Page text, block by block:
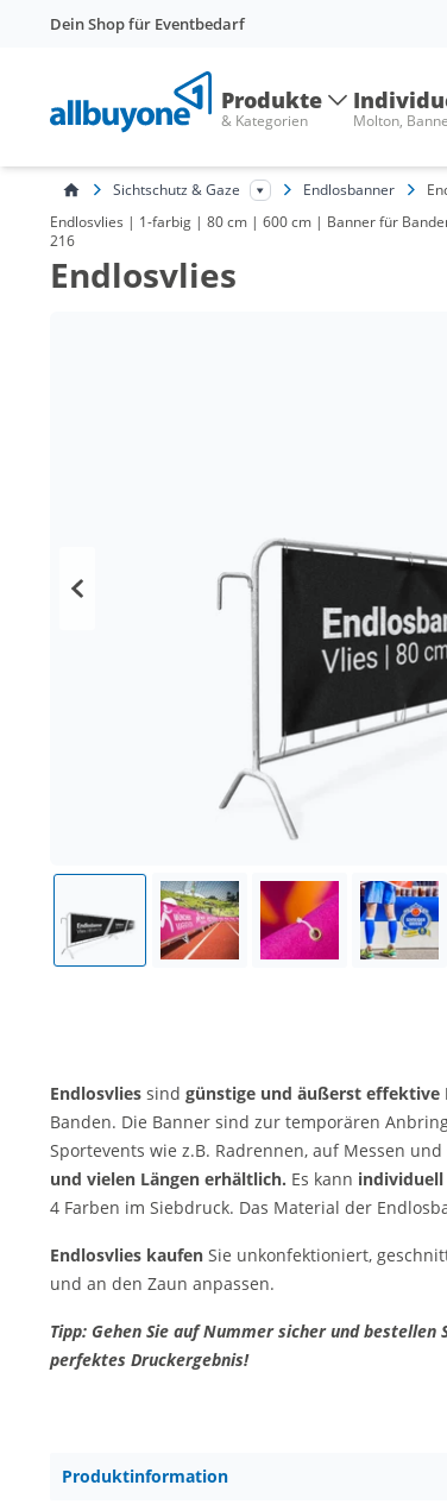
Dein Shop für Eventbedarf
Produkte
& Kategorien Molton,
Sichtschutz & Gaze Endlosbanner
Endlosvlies | 1-farbig | 80 cm | 600 cm | Banner für
216
Endlosvlies
Endlosvlies sind günstige und äußerst effektive
Banden. Die Banner sind zur temporären
Sportevents wie z.B. Radrennen, auf Messen
und vielen Längen erhältlich. Es kann
4 Farben im Siebdruck. Das Material der
Endlosvlies kaufen Sie unkonfektioniert,
und an den Zaun anpassen.
Tipp: Gehen Sie auf Nummer sicher und
perfektes Druckergebnis!
Produktinformation